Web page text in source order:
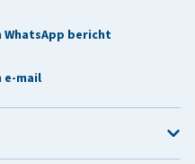
WhatsApp bericht
e-mail